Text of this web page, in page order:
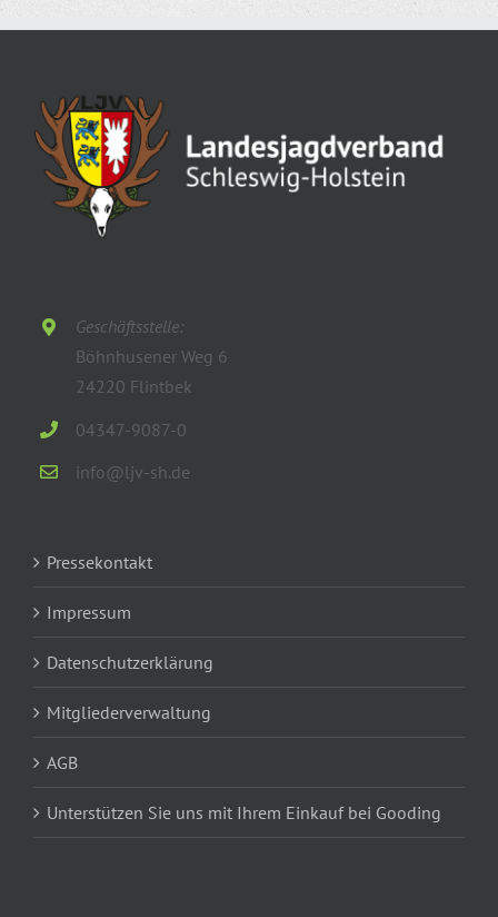
Geschäftsstelle:
Böhnhusener Weg 6
24220 Flintbek
04347-9087-0
info@ljv-sh.de
Pressekontakt
Impressum
Datenschutzerklärung
Mitgliederverwaltung
AGB
Unterstützen Sie uns mit Ihrem Einkauf bei Gooding